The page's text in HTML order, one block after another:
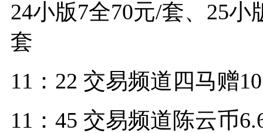
24小版7全70元/套、25
套
11：22 交易频道四马赠
11：45 交易频道陈云币